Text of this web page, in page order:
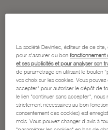
La société Devinlec, éditeur de ce
pour s'assurer du bonfonctionnement
et ses publicités et pour analyser son
de paramétrage en utilisant le bouton
vos choix sur les cookies. Vous
accepter" pour autoriser le dépôt de
le lien "continuer sans accepter",
strictement nécessaires au bon
consentement des cookies) est
mois. Vous pouvez changer d'avis à